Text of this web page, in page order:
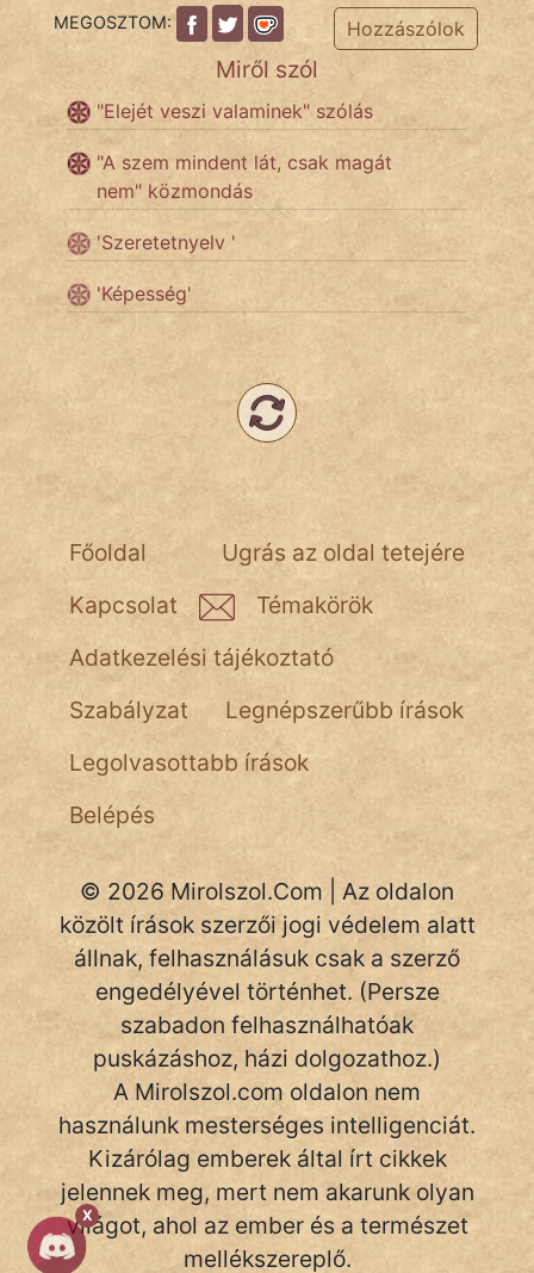
X
FILM
És
TÖRTÉNELEM
Jób Gedeon
Láron Ádám
mikkamakka
vörös ördög
nagyöreg
NapHold
Név nélkül
pszichopati
szegény legény
Hoffer Botond
szemfüles
MEGOSZTOM: Hozzászólok
Miről szól
"Elejét veszi valaminek" szólás
"A szem mindent lát, csak magát
nem" közmondás
'Szeretetnyelv '
'Képesség'
Ugrás az oldal tetejére
Főoldal
Kapcsolat
Témakörök
Adatkezelési tájékoztató
Szabályzat
Legnépszerűbb írások
Legolvasottabb írások
Belépés
© 2026 Mirolszol.Com | Az oldalon
közölt írások szerzői jogi védelem alatt
állnak, felhasználásuk csak a szerző
engedélyével történhet. (Persze
szabadon felhasználhatóak
puskázáshoz, házi dolgozathoz.)
A Mirolszol.com oldalon nem
használunk mesterséges intelligenciát.
Kizárólag emberek által írt cikkek
jelennek meg, mert nem akarunk olyan
világot, ahol az ember és a természet
mellékszereplő.